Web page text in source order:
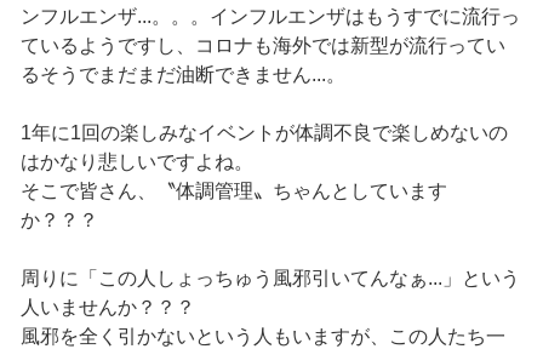
ンフルエンザ...。。。インフルエンザはもうすでに流行っ
ているようですし、コロナも海外では新型が流行ってい
るそうでまだまだ油断できません...。
1年に1回の楽しみなイベントが体調不良で楽しめないの
はかなり悲しいですよね。
そこで皆さん、〝体調管理〟ちゃんとしています
か？？？
周りに「この人しょっちゅう風邪引いてんなぁ...」という
人いませんか？？？
風邪を全く引かないという人もいますが、この人たち一